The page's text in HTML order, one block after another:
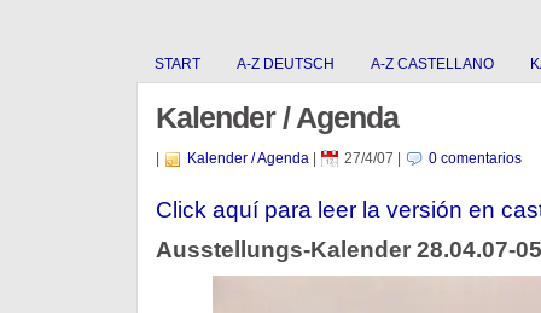
START A-Z DEUTSCH A-Z CASTELLANO
Kalender / Agenda
Kalender / Agenda| 27/4/07 0 comentarios
Click aquí para leer la versión en
Ausstellungs-Kalender 28.04.07-